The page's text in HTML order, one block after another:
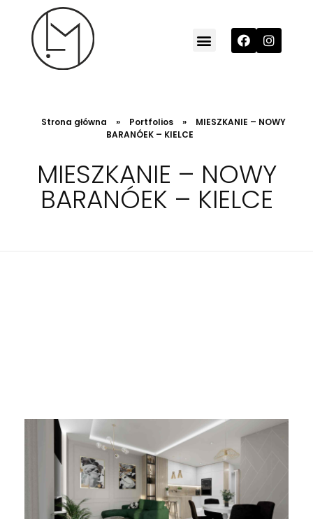
Strona główna » Portfolios »
MIESZKANIE – NOWY
BARANÓEK – KIELCE
MIESZKANIE – NOWY
BARANÓEK – KIELCE